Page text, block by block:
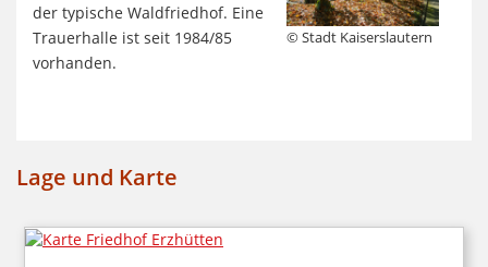
© Stadt Kaiserslautern
der typische Waldfriedhof. Eine
Trauerhalle ist seit 1984/85
vorhanden.
Lage und Karte